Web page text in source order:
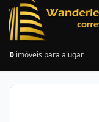
0 imóveis para alugar